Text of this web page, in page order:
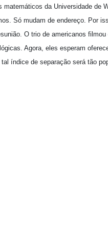
da Universidade de
Só mudam de endereço. Por
O trio de americanos
Agora, eles esperam
índice de separação será tão